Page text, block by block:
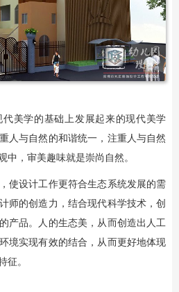
美学的基础上发展起来的现代美学
人与自然的和谐统一，注重人与自然
中，审美趣味就是崇尚自然。
使设计工作更符合生态系统发展的需
师的创造力，结合现代科学技术，创
产品。人的生态美，从而创造出人工
境实现有效的结合，从而更好地体现
征。